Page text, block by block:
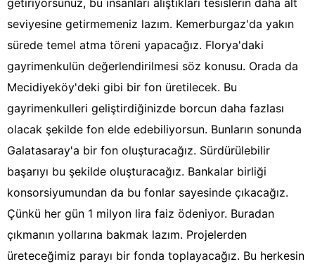
getiriyorsunuz, bu insanları alıştıkları tesislerin daha alt
seviyesine getirmemeniz lazım. Kemerburgaz'da yakın
sürede temel atma töreni yapacağız. Florya'daki
gayrimenkulün değerlendirilmesi söz konusu. Orada da
Mecidiyeköy'deki gibi bir fon üretilecek. Bu
gayrimenkulleri geliştirdiğinizde borcun daha fazlası
olacak şekilde fon elde edebiliyorsun. Bunların sonunda
Galatasaray'a bir fon oluşturacağız. Sürdürülebilir
başarıyı bu şekilde oluşturacağız. Bankalar birliği
konsorsiyumundan da bu fonlar sayesinde çıkacağız.
Çünkü her gün 1 milyon lira faiz ödeniyor. Buradan
çıkmanın yollarına bakmak lazım. Projelerden
üreteceğimiz parayı bir fonda toplayacağız. Bu herkesin